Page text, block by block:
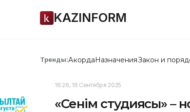
KAZINFORM
Тренды:АкордаНазначенияЗакон и
16:26, 16 Сентября 2025
«Сенім студиясы» –